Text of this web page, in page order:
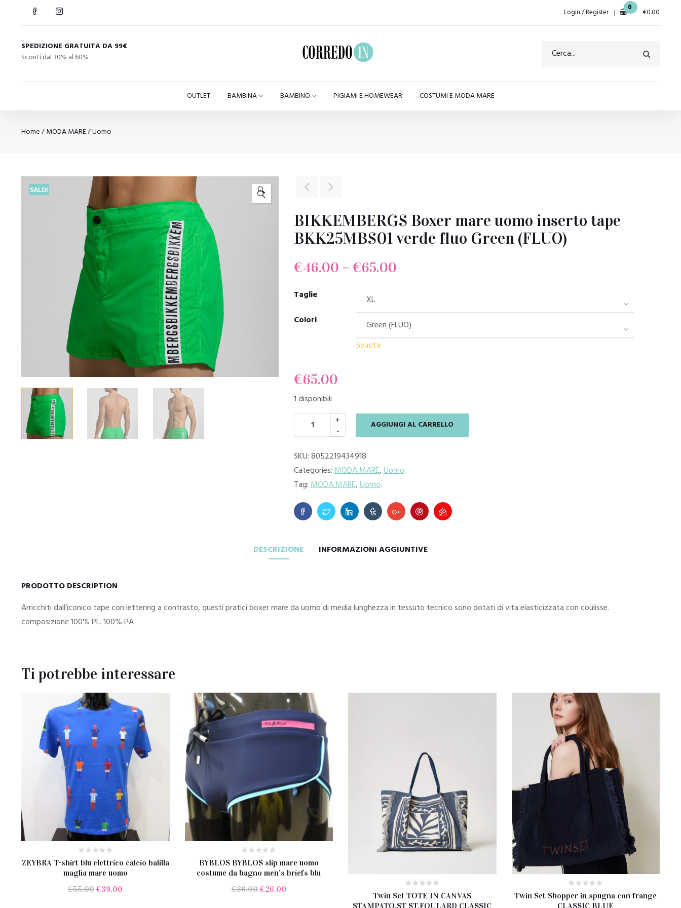
Login / Register 0 €0.00
SPEDIZIONE GRATUITA DA 99€
Sconti dal 30% al 60%
OUTLET BAMBINA BAMBINO PIGIAMI E HOMEWEAR COSTUMI E MODA MARE
Home/MODA MARE/Uomo
SALDI 🔍
BIKKEMBERGS Boxer mare uomo inserto tape
BKK25MBS01 verde fluo Green (FLUO)
€46.00 – €65.00
Taglie
Colori
Svuota
€65.00
1 disponibili
+
-
AGGIUNGI AL CARRELLO
SKU:8052219434918.
Categories:MODA MARE,Uomo.
Tag:MODA MARE,Uomo.
DESCRIZIONE INFORMAZIONI AGGIUNTIVE
PRODOTTO DESCRIPTION
Arricchiti dall’iconico tape con lettering a contrasto, questi pratici boxer mare da uomo di media lunghezza in tessuto tecnico sono dotati di vita elasticizzata con coulisse.
composizione 100% PL. 100% PA
Ti potrebbe interessare
ZEYBRA T-shirt blu elettrico calcio balilla
maglia mare uomo
€55.00 Il
€39.00
BYBLOS BYBLOS slip mare uomo
costume da bagno men’s briefs blu
€36.00 Il
€26.00Il
Twin Set TOTE IN CANVAS
STAMPATO.ST ST.FOULARD CLASSIC
Twin Set Shopper in spugna con frange
CLASSIC BLUE